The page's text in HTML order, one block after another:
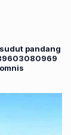
pandang